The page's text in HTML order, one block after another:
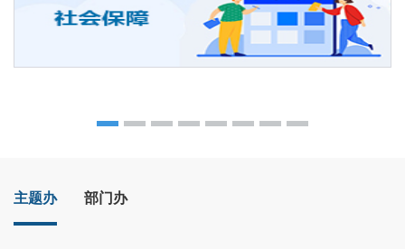
主题办 部门办